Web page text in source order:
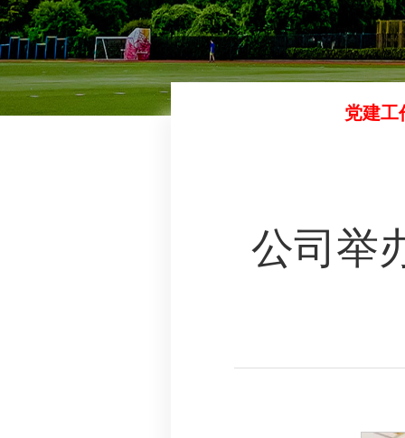
党建工
公司举